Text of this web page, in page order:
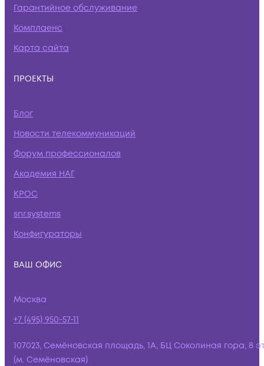
Гарантийное обслуживание
Комплаенс
Карта сайта
ПРОЕКТЫ
Блог
Новости телекоммуникаций
Форум профессионалов
Академия НАГ
КРОС
snr.systems
Конфигураторы
ВАШ ОФИС
Москва
+7 (495) 950-57-11
107023, Семёновская площадь, 1А, БЦ Соколиная гора, 8
(м. Семёновская)